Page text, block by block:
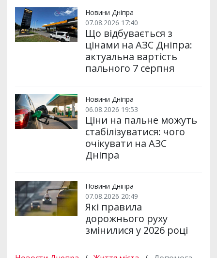
и k m p
Новини Дніпра
07.08.2026 17:40
Що відбувається з
цінами на АЗС Дніпра:
актуальна вартість
пального 7 серпня
Новини Дніпра
06.08.2026 19:53
Ціни на пальне можуть
стабілізуватися: чого
очікувати на АЗС
Дніпра
Новини Дніпра
07.08.2026 20:49
Які правила
дорожнього руху
змінилися у 2026 році